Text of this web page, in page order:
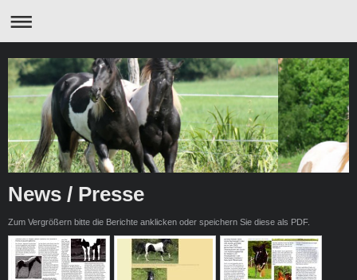
News / Presse
Zum Vergrößern bitte die Berichte anklicken oder speichern Sie diese als PDF.